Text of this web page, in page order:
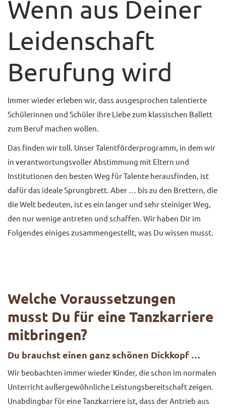
UNSERE PREISE
TRAUMBERUF
MEDIATHEK
PRESSE
DOWNLOADS
BALLETTBLOG
Wenn aus Deiner
Leidenschaft
Berufung wird
Immer wieder erleben wir, dass ausgesprochen talentierte
Schülerinnen und Schüler ihre Liebe zum klassischen Ballett
zum Beruf machen wollen.
Das finden wir toll. Unser Talentförderprogramm, in dem wir
in verantwortungsvoller Abstimmung mit Eltern und
Institutionen den besten Weg für Talente herausfinden, ist
dafür das ideale Sprungbrett. Aber … bis zu den Brettern, die
die Welt bedeuten, ist es ein langer und sehr steiniger Weg,
den nur wenige antreten und schaffen. Wir haben Dir im
Folgendes einiges zusammengestellt, was Du wissen musst.
Welche Voraussetzungen
musst Du für eine Tanzkarriere
mitbringen?
Du brauchst einen ganz schönen Dickkopf …
Wir beobachten immer wieder Kinder, die schon im normalen
Unterricht außergewöhnliche Leistungsbereitschaft zeigen.
Unabdingbar für eine Tanzkarriere ist, dass der Antrieb aus